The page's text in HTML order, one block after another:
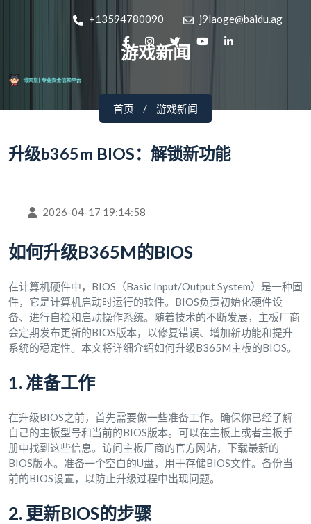
+13594780090 j9laoge@baidu.ag
游戏新闻
首页 游戏新闻
升级b365m BIOS：解锁新功能
2026-04-17 19:14:58
如何升级B365M的BIOS
在计算机硬件中，BIOS（Basic Input/Output System）是一种固
件，它是计算机启动时运行的软件。BIOS负责初始化硬件设
备、进行自检和启动操作系统。随着技术的不断发展，主板厂商
会定期发布更新的BIOS版本，以修复错误、增加新功能和提升
系统的稳定性。本文将详细介绍如何升级B365M主板的BIOS。
1. 准备工作
在升级BIOS之前，首先需要做一些准备工作。确保你已经了解
自己的主板型号和当前的BIOS版本。可以在主板上或者主板手
册中找到这些信息。访问主板厂商的官方网站，下载最新的
BIOS版本。准备一个空白的U盘，用于存储BIOS文件。备份当
前的BIOS设置，以防止升级过程中出现问题。
2. 更新BIOS的步骤